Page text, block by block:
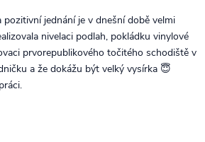
jednání je v dnešní době velmi
nivelaci podlah, pokládku vinylové
prvorepublikového točitého schodiště v
a že dokážu být velký vysírka 😇